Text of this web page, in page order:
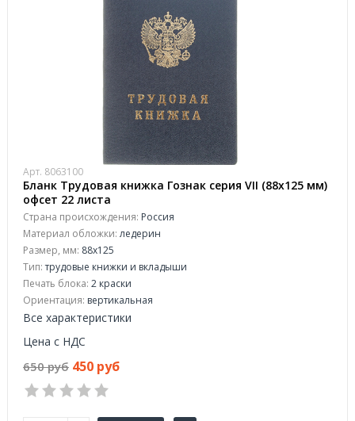
Арт. 8063100
Бланк Трудовая книжка Гознак серия VII (88x125 мм)
офсет 22 листа
Страна происхождения: Россия
Материал обложки: ледерин
Размер, мм: 88х125
Тип:трудовые книжки и вкладыши
Печать блока: 2 краски
Ориентация: вертикальная
Все характеристики
Цена с НДС
650 руб 450 руб